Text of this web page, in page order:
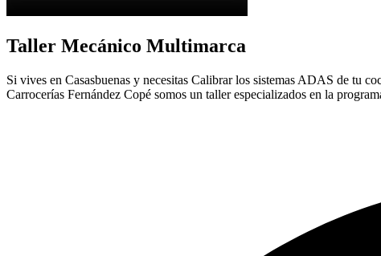
Taller Mecánico Multimarca
Si vives en Casasbuenas y necesitas Calibrar los sistemas ADAS de tu
Carrocerías Fernández Copé somos un taller especializados en la